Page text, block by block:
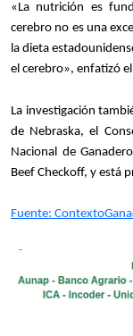
«La nutrición es
cerebro no es una
la dieta
el cerebro», enfatizó el
La investigación
de Nebraska, el
Nacional de
Beef Checkoff, y está
Fuente: